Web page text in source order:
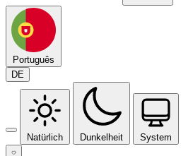
Português
DE
Natürlich Dunkelheit System